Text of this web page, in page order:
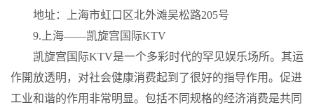
地址：上海市虹口区北外滩吴松路205号
9.上海——凯旋宫国际KTV
凯旋宫国际KTV是一个多彩时代的罕见娱乐场所。其运
作開放透明，对社会健康消费起到了很好的指导作用。促进
工业和谐的作用非常明显。包括不同规格的经济消费是共同